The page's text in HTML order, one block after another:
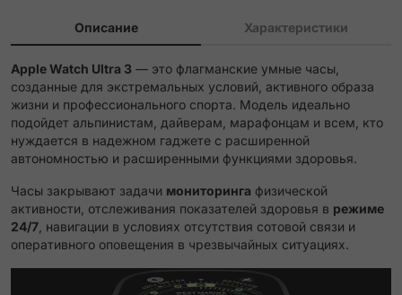
Описание Характеристики
Apple Watch Ultra 3 — это флагманские умные часы,
созданные для экстремальных условий, активного образа
жизни и профессионального спорта. Модель идеально
подойдет альпинистам, дайверам, марафонцам и всем, кто
нуждается в надежном гаджете с расширенной
автономностью и расширенными функциями здоровья.
Часы закрывают задачи мониторинга физической
активности, отслеживания показателей здоровья в режиме
24/7 , навигации в условиях отсутствия сотовой связи и
оперативного оповещения в чрезвычайных ситуациях.